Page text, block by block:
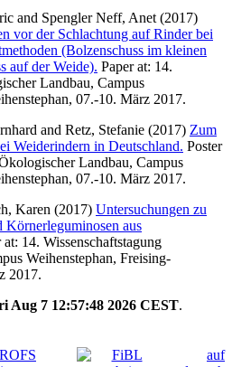
and Spengler Neff, Anet (2017)
vor der Schlachtung auf Rinder bei
(Bolzenschuss im kleinen
auf der Weide). Paper at: 14.
Landbau, Campus
07.-10. März 2017.
and Retz, Stefanie (2017) Zum
Weiderindern in Deutschland. Poster
Landbau, Campus
07.-10. März 2017.
Karen (2017) Untersuchungen zu
aus
at: 14. Wissenschaftstagung
Weihenstephan, Freising-
2017.
Aug 7 12:57:48 2026 CEST.
auf